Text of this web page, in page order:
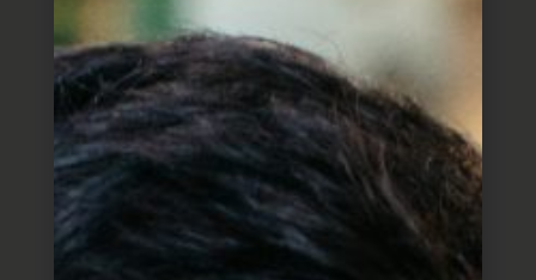
מלח
פלפל
אופציונאלי:
גבינת פטה
מעט עלי נענע